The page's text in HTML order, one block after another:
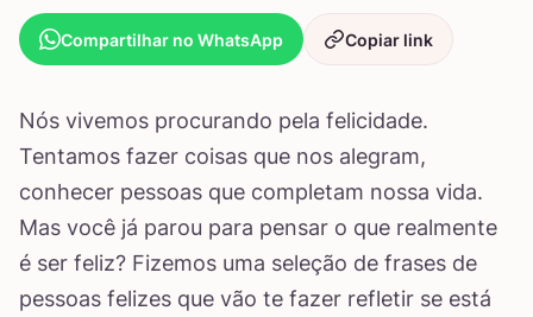
Compartilhar no WhatsApp Copiar link
Nós vivemos procurando pela felicidade.
Tentamos fazer coisas que nos alegram,
conhecer pessoas que completam nossa vida.
Mas você já parou para pensar o que realmente
é ser feliz? Fizemos uma seleção de frases de
pessoas felizes que vão te fazer refletir se está